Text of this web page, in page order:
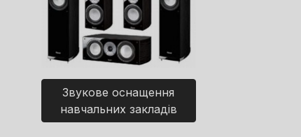
Звукове оснащення
навчальних закладів